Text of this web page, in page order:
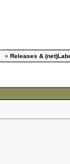
» Releases &